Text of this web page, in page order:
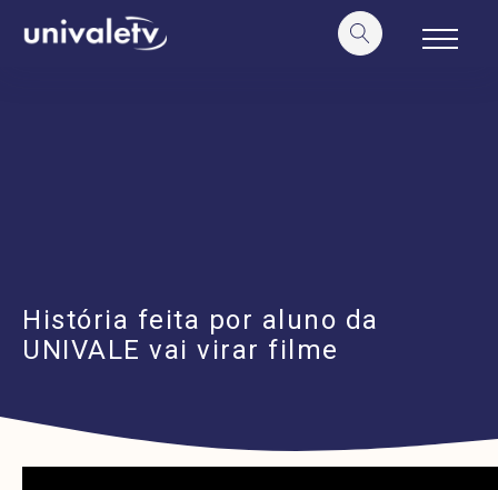
conteúdo
História feita por aluno da
UNIVALE vai virar filme